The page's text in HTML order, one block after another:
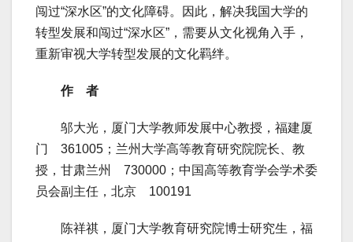
闯过“深水区”的文化障碍。因此，解决我国大学的
转型发展和闯过“深水区”，需要从文化视角入手，
重新审视大学转型发展的文化羁绊。
作 者
邬大光，厦门大学教师发展中心教授，福建厦
门 361005；兰州大学高等教育研究院院长、教
授，甘肃兰州 730000；中国高等教育学会学术委
员会副主任，北京 100191
陈祥祺，厦门大学教育研究院博士研究生，福